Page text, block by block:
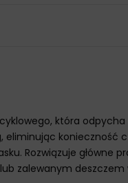
która
eliminując konieczność
Rozwiązuje główne
zalewanym deszczem